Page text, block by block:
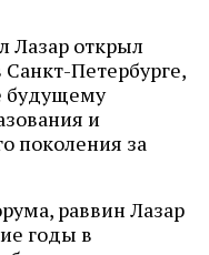
Лазар открыл
Петербурге,
будущему
и
поколения за
раввин Лазар
годы в